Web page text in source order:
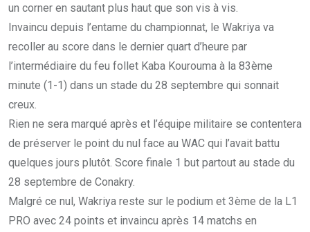
un corner en sautant plus haut que son vis à vis.
Invaincu depuis l’entame du championnat, le Wakriya va
recoller au score dans le dernier quart d’heure par
l’intermédiaire du feu follet Kaba Kourouma à la 83ème
minute (1-1) dans un stade du 28 septembre qui sonnait
creux.
Rien ne sera marqué après et l’équipe militaire se contentera
de préserver le point du nul face au WAC qui l’avait battu
quelques jours plutôt. Score finale 1 but partout au stade du
28 septembre de Conakry.
Malgré ce nul, Wakriya reste sur le podium et 3ème de la L1
PRO avec 24 points et invaincu après 14 matchs en